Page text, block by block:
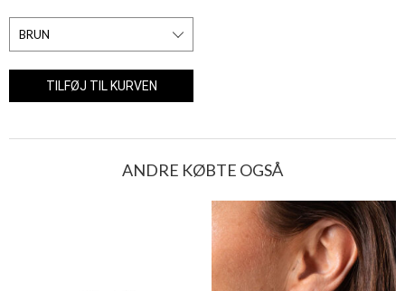
ANDRE KØBTE OGSÅ